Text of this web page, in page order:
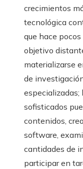
crecimientos
tecnológica
que hace
objetivo
materializarse
de
especializadas;
sofisticados
contenidos,
software,
cantidades de
participar en